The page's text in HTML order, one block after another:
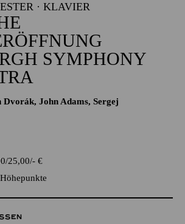
· KLAVIER
SYMPHONY
John Adams, Sergej
25,00 - €